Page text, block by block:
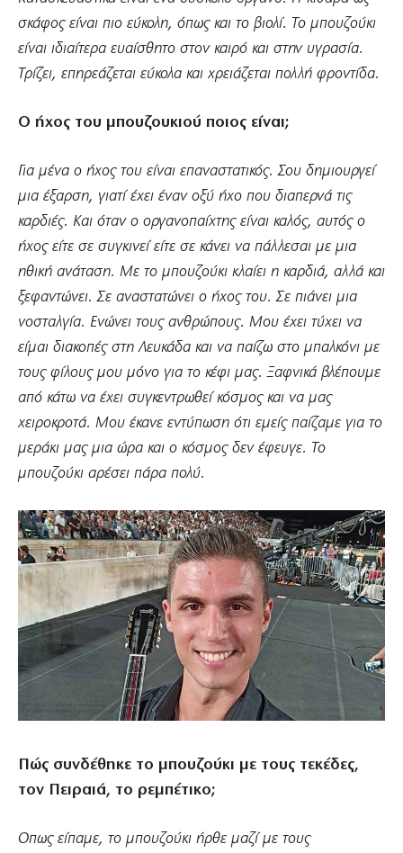
σκάφος είναι πιο εύκολη, όπως και το βιολί. Το μπουζούκι
είναι ιδιαίτερα ευαίσθητο στον καιρό και στην υγρασία.
Τρίζει, επηρεάζεται εύκολα και χρειάζεται πολλή φροντίδα.
Ο ήχος του μπουζουκιού ποιος είναι;
Για μένα ο ήχος του είναι επαναστατικός. Σου δημιουργεί
μια έξαρση, γιατί έχει έναν οξύ ήχο που διαπερνά τις
καρδιές. Και όταν ο οργανοπαίχτης είναι καλός, αυτός ο
ήχος είτε σε συγκινεί είτε σε κάνει να πάλλεσαι με μια
ηθική ανάταση. Με το μπουζούκι κλαίει η καρδιά, αλλά και
ξεφαντώνει. Σε αναστατώνει ο ήχος του. Σε πιάνει μια
νοσταλγία. Ενώνει τους ανθρώπους. Μου έχει τύχει να
είμαι διακοπές στη Λευκάδα και να παίζω στο μπαλκόνι με
τους φίλους μου μόνο για το κέφι μας. Ξαφνικά βλέπουμε
από κάτω να έχει συγκεντρωθεί κόσμος και να μας
χειροκροτά. Μου έκανε εντύπωση ότι εμείς παίζαμε για το
μεράκι μας μια ώρα και ο κόσμος δεν έφευγε. Το
μπουζούκι αρέσει πάρα πολύ.
Πώς συνδέθηκε το μπουζούκι με τους τεκέδες,
τον Πειραιά, το ρεμπέτικο;
Οπως είπαμε, το μπουζούκι ήρθε μαζί με τους